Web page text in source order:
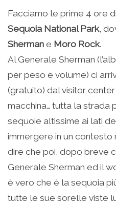
Facciamo le prime 4 ore
Sequoia National Park,
Sherman e Moro Rock.
Al Generale Sherman
per peso e volume) ci
(gratuito) dal visitor
macchina… tutta la strada
sequoie altissime ai lati
immergere in un contesto
dire che poi, dopo breve
Generale Sherman ed il
è vero che è la sequoia
tutte le sue sorelle viste